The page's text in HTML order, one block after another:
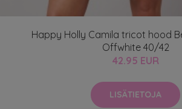
Happy Holly Camila tricot hood
Offwhite 40/42
42.95 EUR
LISÄTIETOJA